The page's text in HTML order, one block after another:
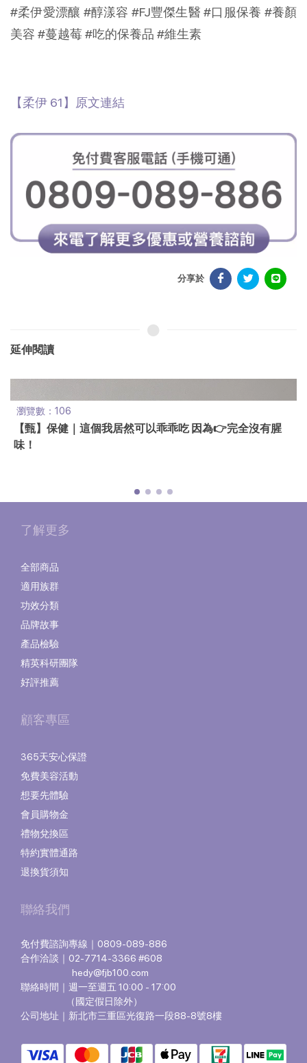
#柔伊愛漂釀 #醇漾容 #FJ豐傑生醫 #口服保養 #養顏
美容 #蔓越莓 #吃的保養品 #維生素
【柔伊 61】原文連結
分享於
延伸閱讀
瀏覽數：106
【甄】保健｜這個我居然可以乖乖吃 因為👉完全沒有腥
味！
了解更多
全部商品
適用族群
功效分類
品牌故事
產品檢驗
精英科研團隊
好評推薦
顧客專區
365天安心保證
免費美容活動
想要先體驗
會員購物金
禮物兌換區
特約實體通路
退換貨須知
聯絡我們
免付費諮詢專線｜0809-089-886
合作洽談｜02-7714-3366 #608
hedy@fjb100.com
聯絡時間｜週一至週五 10:00 - 17:00
（國定假日除外）
公司地址｜新北市三重區光復路一段88-8號8樓